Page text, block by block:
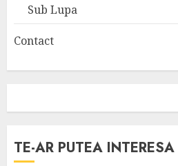
Sub Lupa
Contact
TE-AR PUTEA INTERESA